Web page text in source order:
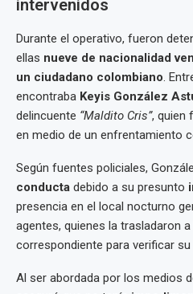
intervenidos
Durante el operativo, fueron
ellas nueve de nacionalidad
un ciudadano colombiano .
encontraba Keyis González
delincuente “Maldito Cris”, quien
en medio de un enfrentamiento
Según fuentes policiales,
conducta debido a su presunto
presencia en el local nocturno
agentes, quienes la trasladaron
correspondiente para verificar
Al ser abordada por los medios